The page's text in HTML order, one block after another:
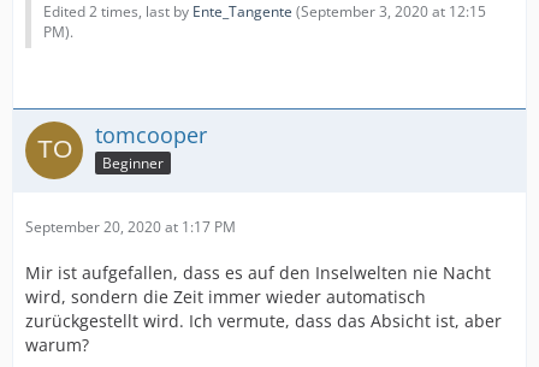
Edited 2 times, last by Ente_Tangente (September 3, 2020 at 12:15
PM).
tomcooper
Beginner
September 20, 2020 at 1:17 PM
Mir ist aufgefallen, dass es auf den Inselwelten nie Nacht
wird, sondern die Zeit immer wieder automatisch
zurückgestellt wird. Ich vermute, dass das Absicht ist, aber
warum?